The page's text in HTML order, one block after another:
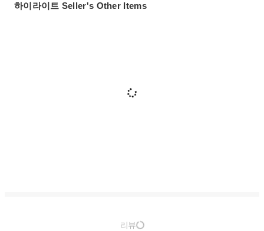
하이라이트 Seller's Other Items
리뷰